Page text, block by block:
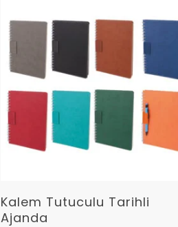
Devamını Oku
Kalem Tutuculu Tarihli
Ajanda